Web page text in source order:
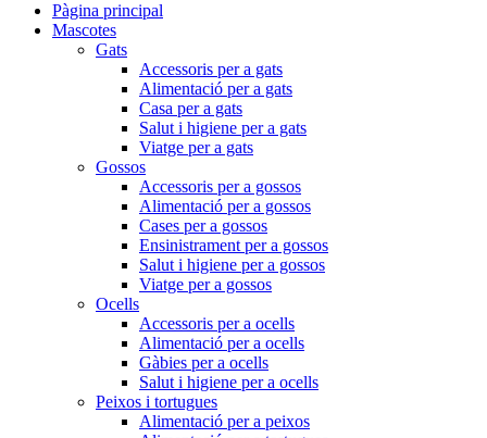
Pàgina principal
Mascotes
Gats
Accessoris per a gats
Alimentació per a gats
Casa per a gats
Salut i higiene per a gats
Viatge per a gats
Gossos
Accessoris per a gossos
Alimentació per a gossos
Cases per a gossos
Ensinistrament per a gossos
Salut i higiene per a gossos
Viatge per a gossos
Ocells
Accessoris per a ocells
Alimentació per a ocells
Gàbies per a ocells
Salut i higiene per a ocells
Peixos i tortugues
Alimentació per a peixos